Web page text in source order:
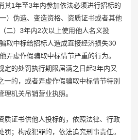
其1年至3年内参加依法必须进行招标的
）伪造、变造资格、资质证书或者其他
二）3年内2次以上使用他人名义投
取中标给招标人造成直接经济损失30
弄虚作假骗取中标情节严重的行为。
定的处罚执行期限届满之日起3年内又
一的，或者弄虚作假骗取中标情节特别
机关吊销营业执照。
质证书供他人投标的，依照法律、行政
罚；构成犯罪的，依法追究刑事责任。